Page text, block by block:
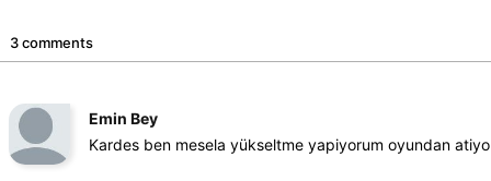
3 comments
Emin Bey
Kardes ben mesela yükseltme yapiyorum oyundan